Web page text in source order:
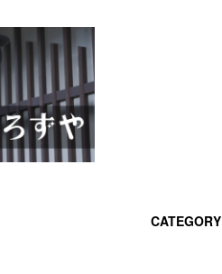
CATEGORY